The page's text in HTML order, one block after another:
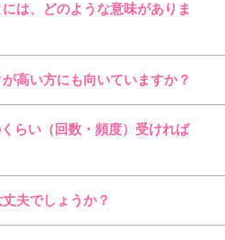
は、どのような意味がありま
高い方にも向いていますか？
らい（回数・頻度）受ければ
夫でしょうか？